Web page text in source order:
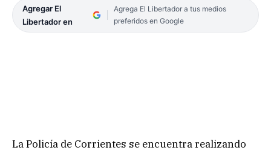
Agregar El
Libertador en
Agrega El Libertador a tus medios
preferidos en Google
La Policía de Corrientes se encuentra realizando